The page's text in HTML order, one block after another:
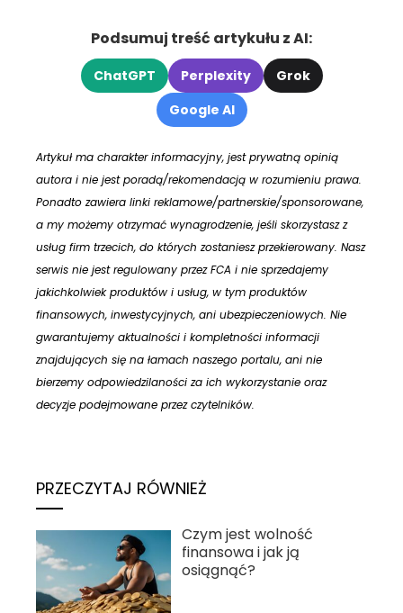
Podsumuj treść artykułu z AI:
ChatGPT Perplexity
Grok
Google AI
Artykuł ma charakter informacyjny, jest prywatną opinią
autora i nie jest poradą/rekomendacją w rozumieniu prawa.
Ponadto zawiera linki reklamowe/partnerskie/sponsorowane,
a my możemy otrzymać wynagrodzenie, jeśli skorzystasz z
usług firm trzecich, do których zostaniesz przekierowany. Nasz
serwis nie jest regulowany przez FCA i nie sprzedajemy
jakichkolwiek produktów i usług, w tym produktów
finansowych, inwestycyjnych, ani ubezpieczeniowych. Nie
gwarantujemy aktualności i kompletności informacji
znajdujących się na łamach naszego portalu, ani nie
bierzemy odpowiedzilaności za ich wykorzystanie oraz
decyzje podejmowane przez czytelników.
PRZECZYTAJ RÓWNIEŻ
Czym jest wolność
finansowa i jak ją
osiągnąć?